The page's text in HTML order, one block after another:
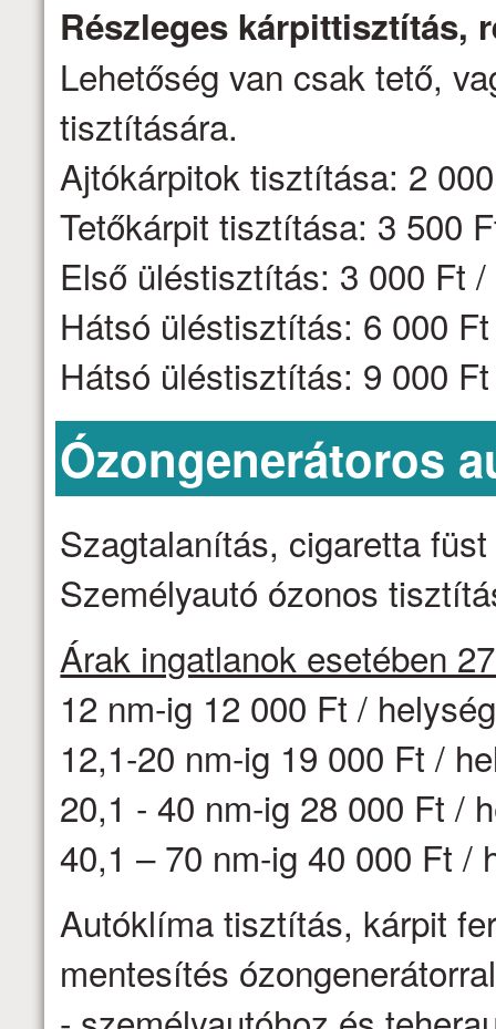
Részleges kárpittisztítás,
Lehetőség van csak tető,
tisztítására.
Ajtókárpitok tisztítása: 2
Tetőkárpit tisztítása: 3 500
Első üléstisztítás: 3 000 Ft
Hátsó üléstisztítás: 6 000
Hátsó üléstisztítás: 9 000
Ózongenerátoros
Szagtalanítás, cigaretta
Személyautó ózonos
Árak ingatlanok esetében
12 nm-ig 12 000 Ft / helység
12,1-20 nm-ig 19 000 Ft /
20,1 - 40 nm-ig 28 000 Ft /
40,1 – 70 nm-ig 40 000 Ft /
Autóklíma tisztítás, kárpit
mentesítés